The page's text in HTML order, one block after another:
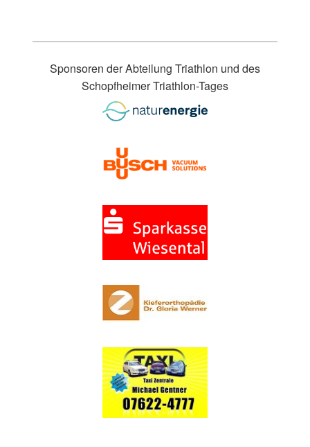
Sponsoren der Abteilung Triathlon und des
Schopfheimer Triathlon-Tages